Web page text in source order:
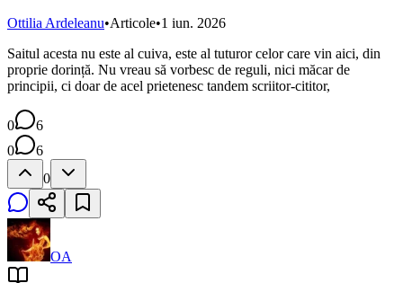
Ottilia Ardeleanu•Articole•1 iun. 2026
Saitul acesta nu este al cuiva, este al tuturor celor care vin aici, din
proprie dorință. Nu vreau să vorbesc de reguli, nici măcar de
principii, ci doar de acel prietenesc tandem scriitor-cititor,
0
6
0
6
0
OA